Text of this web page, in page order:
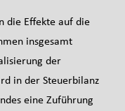
die Effekte auf die
insgesamt
der
in der Steuerbilanz
eine Zuführung